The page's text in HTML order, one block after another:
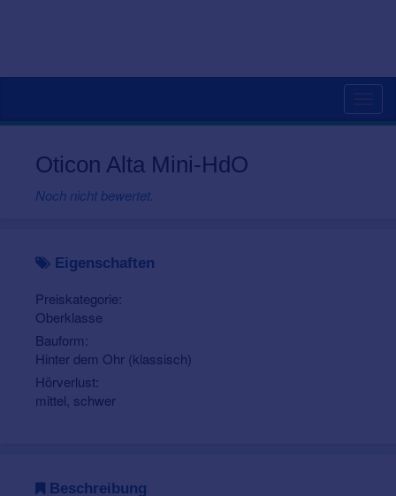
Oticon Alta Mini-HdO
Noch nicht bewertet.
Eigenschaften
Preiskategorie:
Oberklasse
Bauform:
Hinter dem Ohr (klassisch)
Hörverlust:
mittel, schwer
Beschreibung